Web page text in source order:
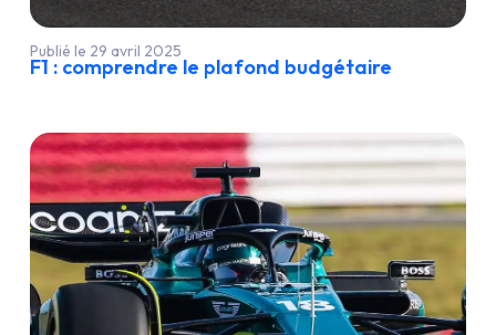
Publié le 29 avril 2025
F1 : comprendre le plafond budgétaire